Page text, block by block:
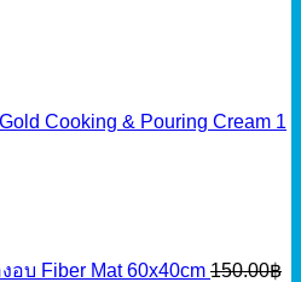
Cooking & Pouring Cream 1
อบ Fiber Mat 60x40cm 150.00฿